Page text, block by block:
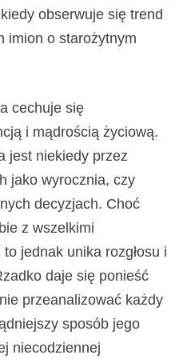
obserwuje się trend
imion o starożytnym
cechuje się
i mądrością życiową.
jest niekiedy przez
jako wyrocznia, czy
decyzjach. Choć
z wszelkimi
jednak unika rozgłosu i
daje się ponieść
przeanalizować każdy
sposób jego
niecodziennej